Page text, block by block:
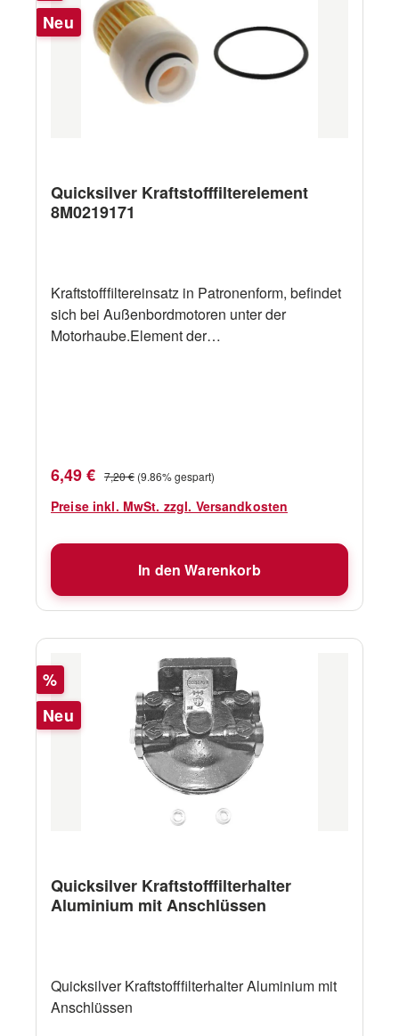
Neu
Quicksilver Kraftstofffilterelement
8M0219171
Kraftstofffiltereinsatz in Patronenform, befindet
sich bei Außenbordmotoren unter der
Motorhaube.Element der
Verkaufspreis:
6,49 € Regulärer Preis:
7,20 € (9.86% gespart)
Preise inkl. MwSt. zzgl. Versandkosten
In den Warenkorb
Rabatt
%
Neu
Quicksilver Kraftstofffilterhalter
Aluminium mit Anschlüssen
Quicksilver Kraftstofffilterhalter Aluminium mit
Anschlüssen